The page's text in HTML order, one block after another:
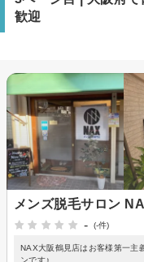
歓迎
メンズ脱毛サロン
-
(-件)
NAX大阪鶴見店はお客様第一主
ンです♪